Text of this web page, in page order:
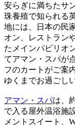
安らぎに満ちたサ
珠養殖で知られる
地には、日本の民
オン、レストラン
たメインパビリオ
てアマン・スパが
フのカートがご案
ゆくまでお過ごし
アマン・スパは、
で入る屋外温浴施
メントスイート、